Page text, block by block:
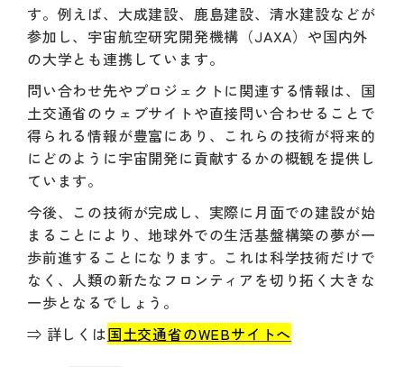
す。例えば、大成建設、鹿島建設、清水建設などが
参加し、宇宙航空研究開発機構（JAXA）や国内外
の大学とも連携しています。
問い合わせ先やプロジェクトに関連する情報は、国
土交通省のウェブサイトや直接問い合わせることで
得られる情報が豊富にあり、これらの技術が将来的
にどのように宇宙開発に貢献するかの概観を提供し
ています。
今後、この技術が完成し、実際に月面での建設が始
まることにより、地球外での生活基盤構築の夢が一
歩前進することになります。これは科学技術だけで
なく、人類の新たなフロンティアを切り拓く大きな
一歩となるでしょう。
⇒ 詳しくは国土交通省のWEBサイトへ